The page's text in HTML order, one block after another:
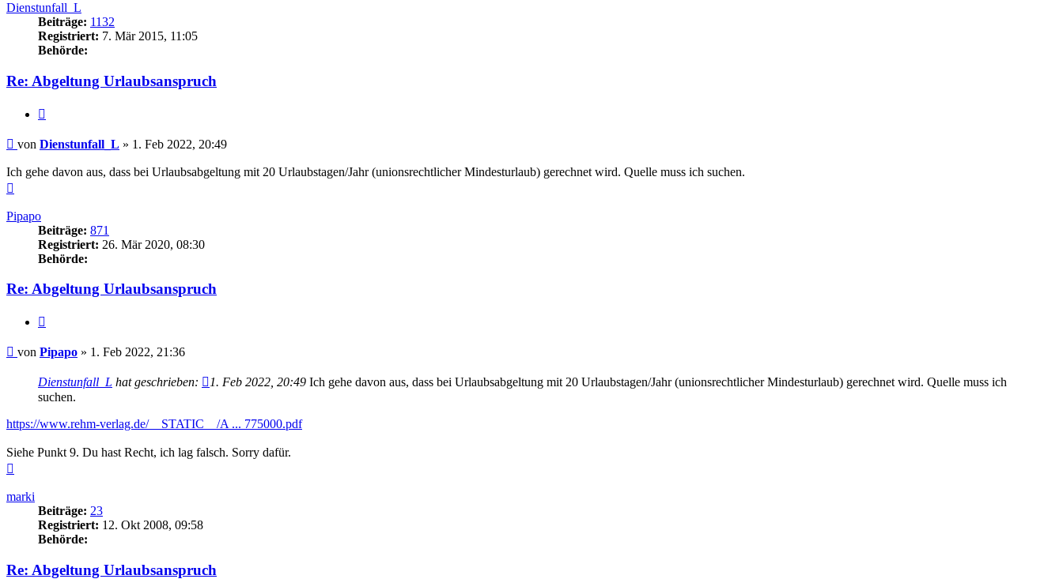
Dienstunfall_L
Beiträge: 1132
Registriert: 7. Mär 2015, 11:05
Behörde:
Re: Abgeltung Urlaubsanspruch
Beitrag
von Dienstunfall_L » 1. Feb 2022, 20:49
Ich gehe davon aus, dass bei Urlaubsabgeltung mit 20 Urlaubstagen/Jahr (unionsrechtlicher Mindesturlaub) gerechnet wird. Quelle muss ich suchen.
Pipapo
Beiträge: 871
Registriert: 26. Mär 2020, 08:30
Behörde:
Re: Abgeltung Urlaubsanspruch
Beitrag
von Pipapo » 1. Feb 2022, 21:36
Dienstunfall_L hat geschrieben: 1. Feb 2022, 20:49 Ich gehe davon aus, dass bei Urlaubsabgeltung mit 20 Urlaubstagen/Jahr (unionsrechtlicher Mindesturlaub) gerechnet wird. Quelle muss ich
suchen.
https://www.rehm-verlag.de/__STATIC__/A ... 775000.pdf
Siehe Punkt 9. Du hast Recht, ich lag falsch. Sorry dafür.
marki
Beiträge: 23
Registriert: 12. Okt 2008, 09:58
Behörde:
Re: Abgeltung Urlaubsanspruch